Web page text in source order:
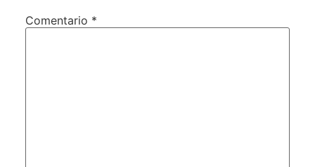
Comentario *